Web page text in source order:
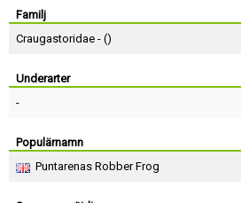
Familj
Craugastoridae - ()
Underarter
-
Populärnamn
Puntarenas Robber Frog
Terms of Service